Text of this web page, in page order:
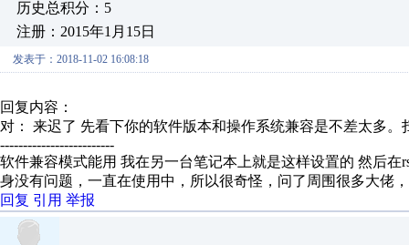
历史总积分：5
注册：2015年1月15日
发表于：2018-11-02 16:08:18
回复内容：
对： 来迟了 先看下你的软件版本和操作系统兼容是不差太多。
-------------------------
软件兼容模式能用 我在另一台笔记本上就是这样设置的 然后
身没有问题，一直在使用中，所以很奇怪，问了周围很多大佬
回复 引用 举报